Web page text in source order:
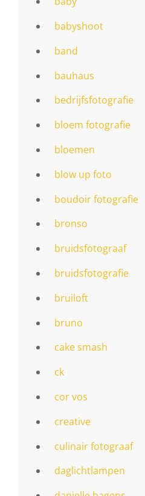
babyshoot
band
bauhaus
bedrijfsfotografie
bloem fotografie
bloemen
blow up foto
boudoir fotografie
bronso
bruidsfotograaf
bruidsfotografie
bruiloft
bruno
cake smash
ck
cor vos
creative
culinair fotograaf
daglichtlampen